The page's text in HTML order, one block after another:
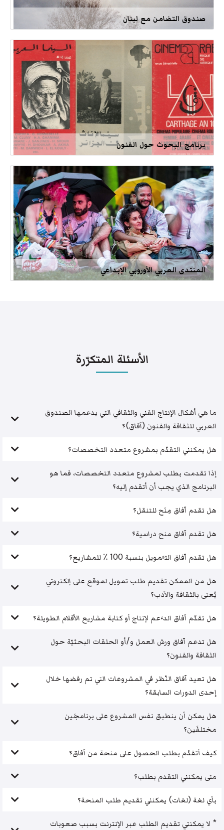
صندوق التضامن مع لبنان
برنامج البحوث حول الفنون
المنتدى العربي الأوروبي الإبداعي
الأسئلة المتكرّرة
ما هي أشكال الإنتاج الفني والثقافي التي يدعمها الصندوق
العربي للثقافة والفنون (آفاق)؟
هل يمكنني التقدّم بمشروع متعدد التخصصات؟
إذا تقدمت بطلب لمشروع متعدد التخصصات، فما هو
البرنامج الذي يجب أن أتقدم إليه؟
هل تقدم آفاق مِنَح للتنقل؟
هل تقدم آفاق منح دراسية؟
هل تقدم آفاق التَّمويل بنسبة 100 ٪ للمشاريع؟
هل من الممكن تقديم طلب تمويل لموقع على إلكتروني
يُعنى بالثقافة والأدب؟
هل تقدّم آفاق الدَّعم لإنتاج أو كتابة مشاريع الأفلام الطويلة؟
هل تدعم آفاق ورش العمل و/أو الحلقات البحثيّة حول
الثقافة والفنون؟
هل تعيد آفاق النّظر في المشروعات التي تم رفضها خلال
إحدى الدورات السابقة؟
هل يمكن أن ينطبق نفس المشروع على برنامجَين
مختلفَين؟
كيف أتقدّم بطلب الحصول على منحة من آفاق؟
متى يمكنني التقدم بطلب؟
بأي لغة (لغات) يمكنني تقديم طلب المنحة؟
* لا يمكنني تقديم الطلب عبر الإنترنت بسبب صعوبات